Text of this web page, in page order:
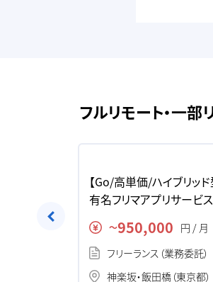
フルリモート・一部
【Go/高単価/ハイブリッド
有名フリマアプリサービ
求人・案件
〜950,000 円 / 月
フリーランス（業務委託）
神楽坂・飯田橋（東京都）